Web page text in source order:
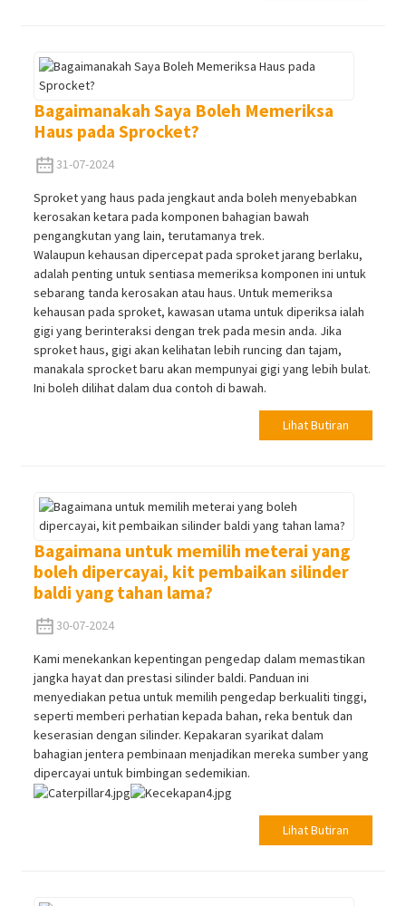
Bagaimanakah Saya Boleh Memeriksa
Haus pada Sprocket?
31-07-2024
Sproket yang haus pada jengkaut anda boleh menyebabkan
kerosakan ketara pada komponen bahagian bawah
pengangkutan yang lain, terutamanya trek.
Walaupun kehausan dipercepat pada sproket jarang berlaku,
adalah penting untuk sentiasa memeriksa komponen ini untuk
sebarang tanda kerosakan atau haus. Untuk memeriksa
kehausan pada sproket, kawasan utama untuk diperiksa ialah
gigi yang berinteraksi dengan trek pada mesin anda. Jika
sproket haus, gigi akan kelihatan lebih runcing dan tajam,
manakala sprocket baru akan mempunyai gigi yang lebih bulat.
Ini boleh dilihat dalam dua contoh di bawah.
Lihat Butiran
Bagaimana untuk memilih meterai yang
boleh dipercayai, kit pembaikan silinder
baldi yang tahan lama?
30-07-2024
Kami menekankan kepentingan pengedap dalam memastikan
jangka hayat dan prestasi silinder baldi. Panduan ini
menyediakan petua untuk memilih pengedap berkualiti tinggi,
seperti memberi perhatian kepada bahan, reka bentuk dan
keserasian dengan silinder. Kepakaran syarikat dalam
bahagian jentera pembinaan menjadikan mereka sumber yang
dipercayai untuk bimbingan sedemikian.
Lihat Butiran